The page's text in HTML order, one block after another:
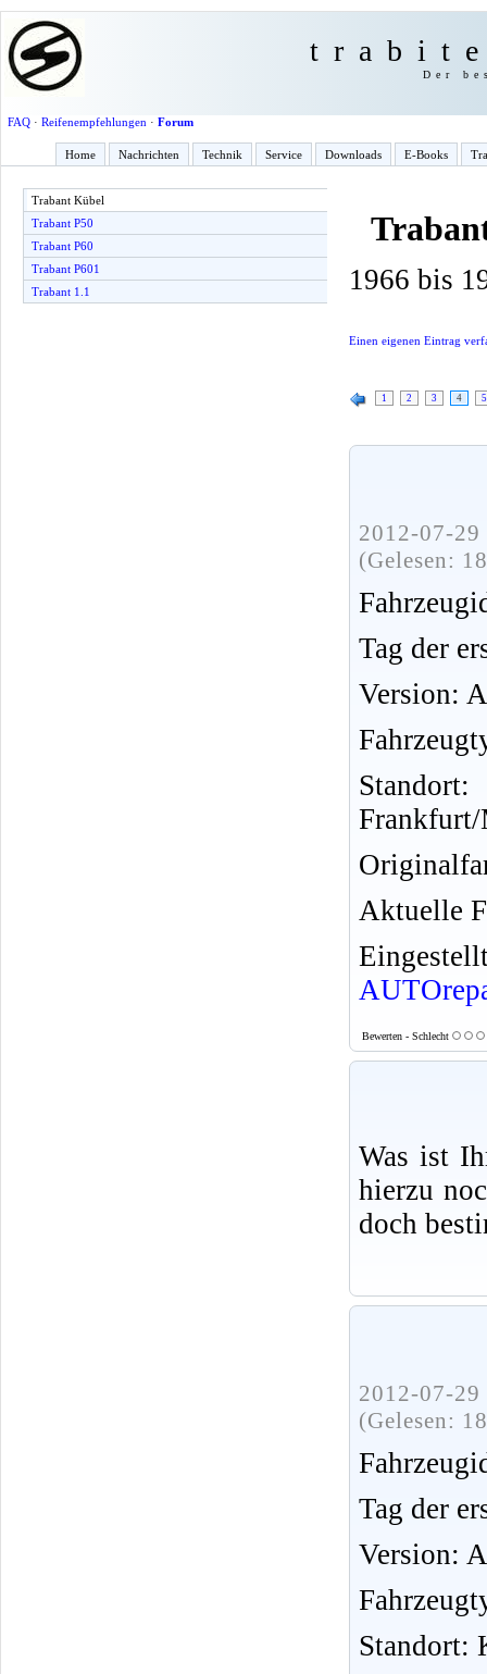
Der
FAQ· Reifenempfehlungen · Forum
Home Nachrichten Technik Service Downloads E-Books
Trabant Kübel
Trabant P50
Trabant P60
Trabant P601
Trabant 1.1
1966 bis
Einen eigenen Eintrag
1 2 3 4 5
2012-07-
(Gelesen:
Tag der
Version:
Aktuelle
Bewerten - Schlecht
Was ist
hierzu
doch
2012-07-
(Gelesen:
Tag der
Version:
Standort: